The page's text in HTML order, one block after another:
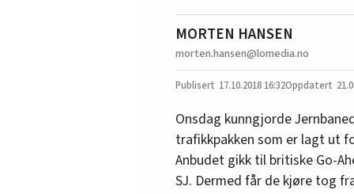
MORTEN HANSEN
morten.hansen@lomedia.no
17.10.2018 16:32
Onsdag kunngjorde
trafikkpakken som er lagt ut
Anbudet gikk til britiske Go-
SJ. Dermed får de kjøre tog